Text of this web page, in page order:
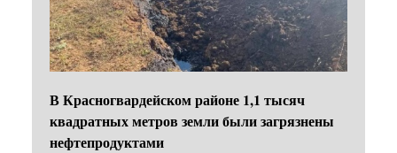
В Красногвардейском районе 1,1 тысяч
квадратных метров земли были загрязнены
нефтепродуктами